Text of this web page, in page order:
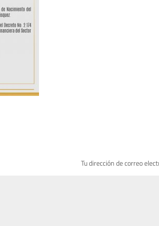
Tu dirección de correo